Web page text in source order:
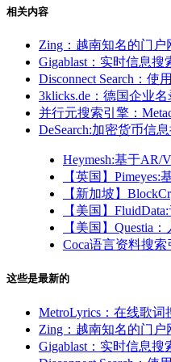
相关内容
Zing：越南知名的门
Gigablast：实时信息
Disconnect Search：
3klicks.de：德国企业
并行元搜索引擎：
DeSearch:加密货币信
Heymesh:基于AR/
【英国】
【新加坡】
【美国】
【美国】Questia
Coca语言资料搜
这些是最新的
MetroLyrics：在线歌词
Zing：越南知名的门
Gigablast：实时信息